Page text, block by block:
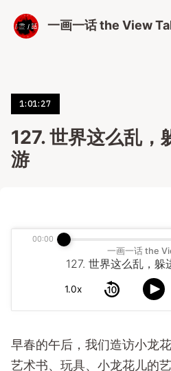
一画一话 the View
1:01:27
127. 世界这么乱，
游
一画一话 the
127. 世界这么乱，躲
1.0x
00:00
早春的午后，我们造访小龙
艺术书、玩具、小龙花儿的